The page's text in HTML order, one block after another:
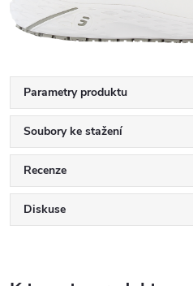
Parametry produktu
Soubory ke stažení
Recenze
Diskuse